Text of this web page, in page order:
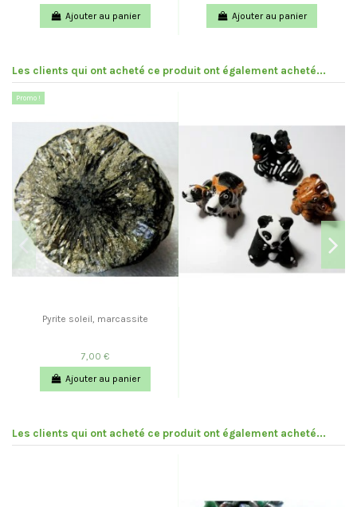
Ajouter au panier Ajouter au panier
Les clients qui ont acheté ce produit ont également acheté...
Promo !
Pyrite soleil, marcassite
7,00 €
Ajouter au panier
Les clients qui ont acheté ce produit ont également acheté...